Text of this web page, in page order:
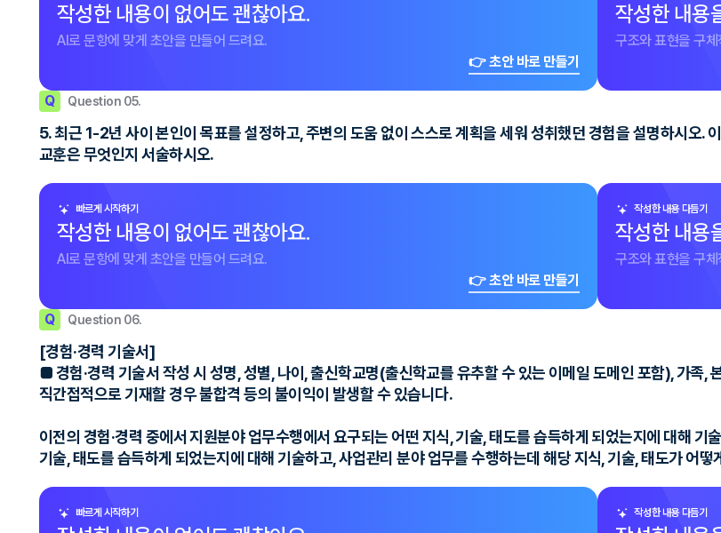
작성한 내용이 없어도 괜찮아요.
AI로 문항에 맞게 초안을 만들어 드려요.
👉 초안 바로 만들기
작성한 내용
구조와 표현을 구
Q Question 05.
5. 최근 1-2년 사이 본인이 목표를 설정하고, 주변의 도움 없이 스스로 계획을 세워 성취했던 경험을 설명하시오.
교훈은 무엇인지 서술하시오.
빠르게 시작하기
작성한 내용이 없어도 괜찮아요.
AI로 문항에 맞게 초안을 만들어 드려요.
👉 초안 바로 만들기
작성한 내용 다듬기
작성한 내용
구조와 표현을 구
Q Question 06.
[경험·경력 기술서]
■ 경험·경력 기술서 작성 시 성명, 성별, 나이, 출신학교명(출신학교를 유추할 수 있는 이메일 도메인 포함), 가족,
직간접적으로 기재할 경우 불합격 등의 불이익이 발생할 수 있습니다.
이전의 경험·경력 중에서 지원분야 업무수행에서 요구되는 어떤 지식, 기술, 태도를 습득하게 되었는지에 대해 기
기술, 태도를 습득하게 되었는지에 대해 기술하고, 사업관리 분야 업무를 수행하는데 해당 지식, 기술, 태도가 어
빠르게 시작하기 작성한 내용 다듬기